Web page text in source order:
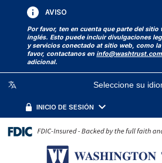
AVISO
Por favor, ten en cuenta que parte del sitio
inglés. Esto puede incluir divulgaciones
y servicios conectado at sitio web, como
favor, contactanos eninfo@washtrust.com
adicional.
Seleccione su
INICIO DE SESIÓN